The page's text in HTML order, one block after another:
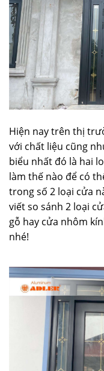
Hiện nay trên thị
với chất liệu cũng
biểu nhất đó là hai
làm thế nào để có
trong số 2 loại cửa
viết so sánh 2 loại
gỗ hay cửa nhôm
nhé!